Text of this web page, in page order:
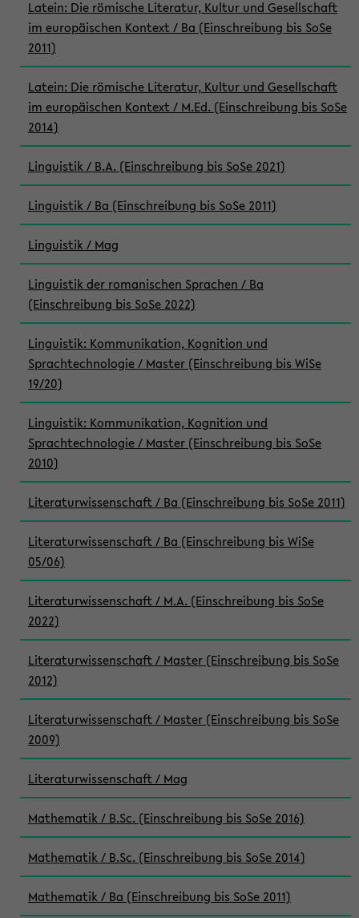
Latein: Die römische Literatur, Kultur und Gesellschaft
im europäischen Kontext / Ba (Einschreibung bis SoSe
2011)
Latein: Die römische Literatur, Kultur und Gesellschaft
im europäischen Kontext / M.Ed. (Einschreibung bis SoSe
2014)
Linguistik / B.A. (Einschreibung bis SoSe 2021)
Linguistik / Ba (Einschreibung bis SoSe 2011)
Linguistik / Mag
Linguistik der romanischen Sprachen / Ba
(Einschreibung bis SoSe 2022)
Linguistik: Kommunikation, Kognition und
Sprachtechnologie / Master (Einschreibung bis WiSe
19/20)
Linguistik: Kommunikation, Kognition und
Sprachtechnologie / Master (Einschreibung bis SoSe
2010)
Literaturwissenschaft / Ba (Einschreibung bis SoSe 2011)
Literaturwissenschaft / Ba (Einschreibung bis WiSe
05/06)
Literaturwissenschaft / M.A. (Einschreibung bis SoSe
2022)
Literaturwissenschaft / Master (Einschreibung bis SoSe
2012)
Literaturwissenschaft / Master (Einschreibung bis SoSe
2009)
Literaturwissenschaft / Mag
Mathematik / B.Sc. (Einschreibung bis SoSe 2016)
Mathematik / B.Sc. (Einschreibung bis SoSe 2014)
Mathematik / Ba (Einschreibung bis SoSe 2011)